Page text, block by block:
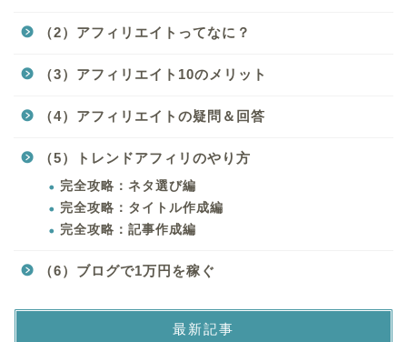
（2）アフィリエイトってなに？
（3）アフィリエイト10のメリット
（4）アフィリエイトの疑問＆回答
（5）トレンドアフィリのやり方
完全攻略：ネタ選び編
完全攻略：タイトル作成編
完全攻略：記事作成編
（6）ブログで1万円を稼ぐ
最新記事